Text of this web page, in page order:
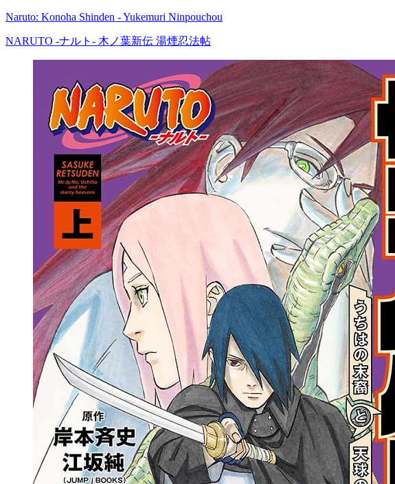
Naruto: Konoha Shinden - Yukemuri Ninpouchou
NARUTO -ナルト- 木ノ葉新伝 湯煙忍法帖